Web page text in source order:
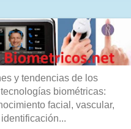
y tendencias de los
biométricas:
facial, vascular,